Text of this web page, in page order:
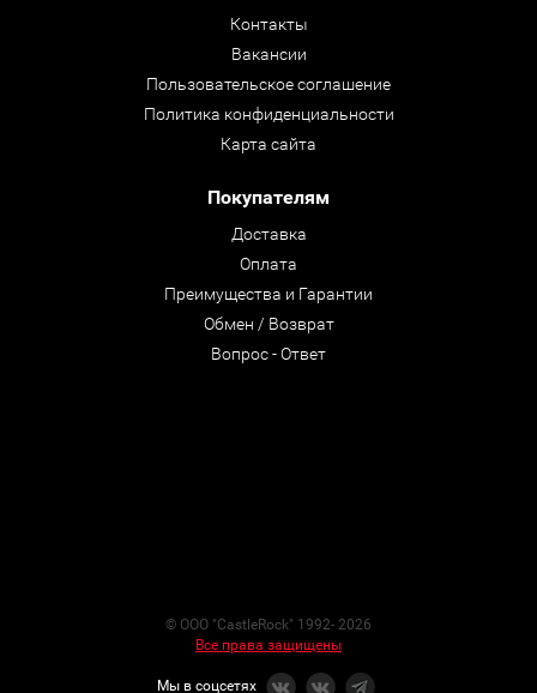
Контакты
Вакансии
Пользовательское соглашение
Политика конфиденциальности
Карта сайта
Покупателям
Доставка
Оплата
Преимущества и Гарантии
Обмен / Возврат
Вопрос - Ответ
© ООО "CastleRock" 1992- 2026
Все права защищены
Мы в соцсетях